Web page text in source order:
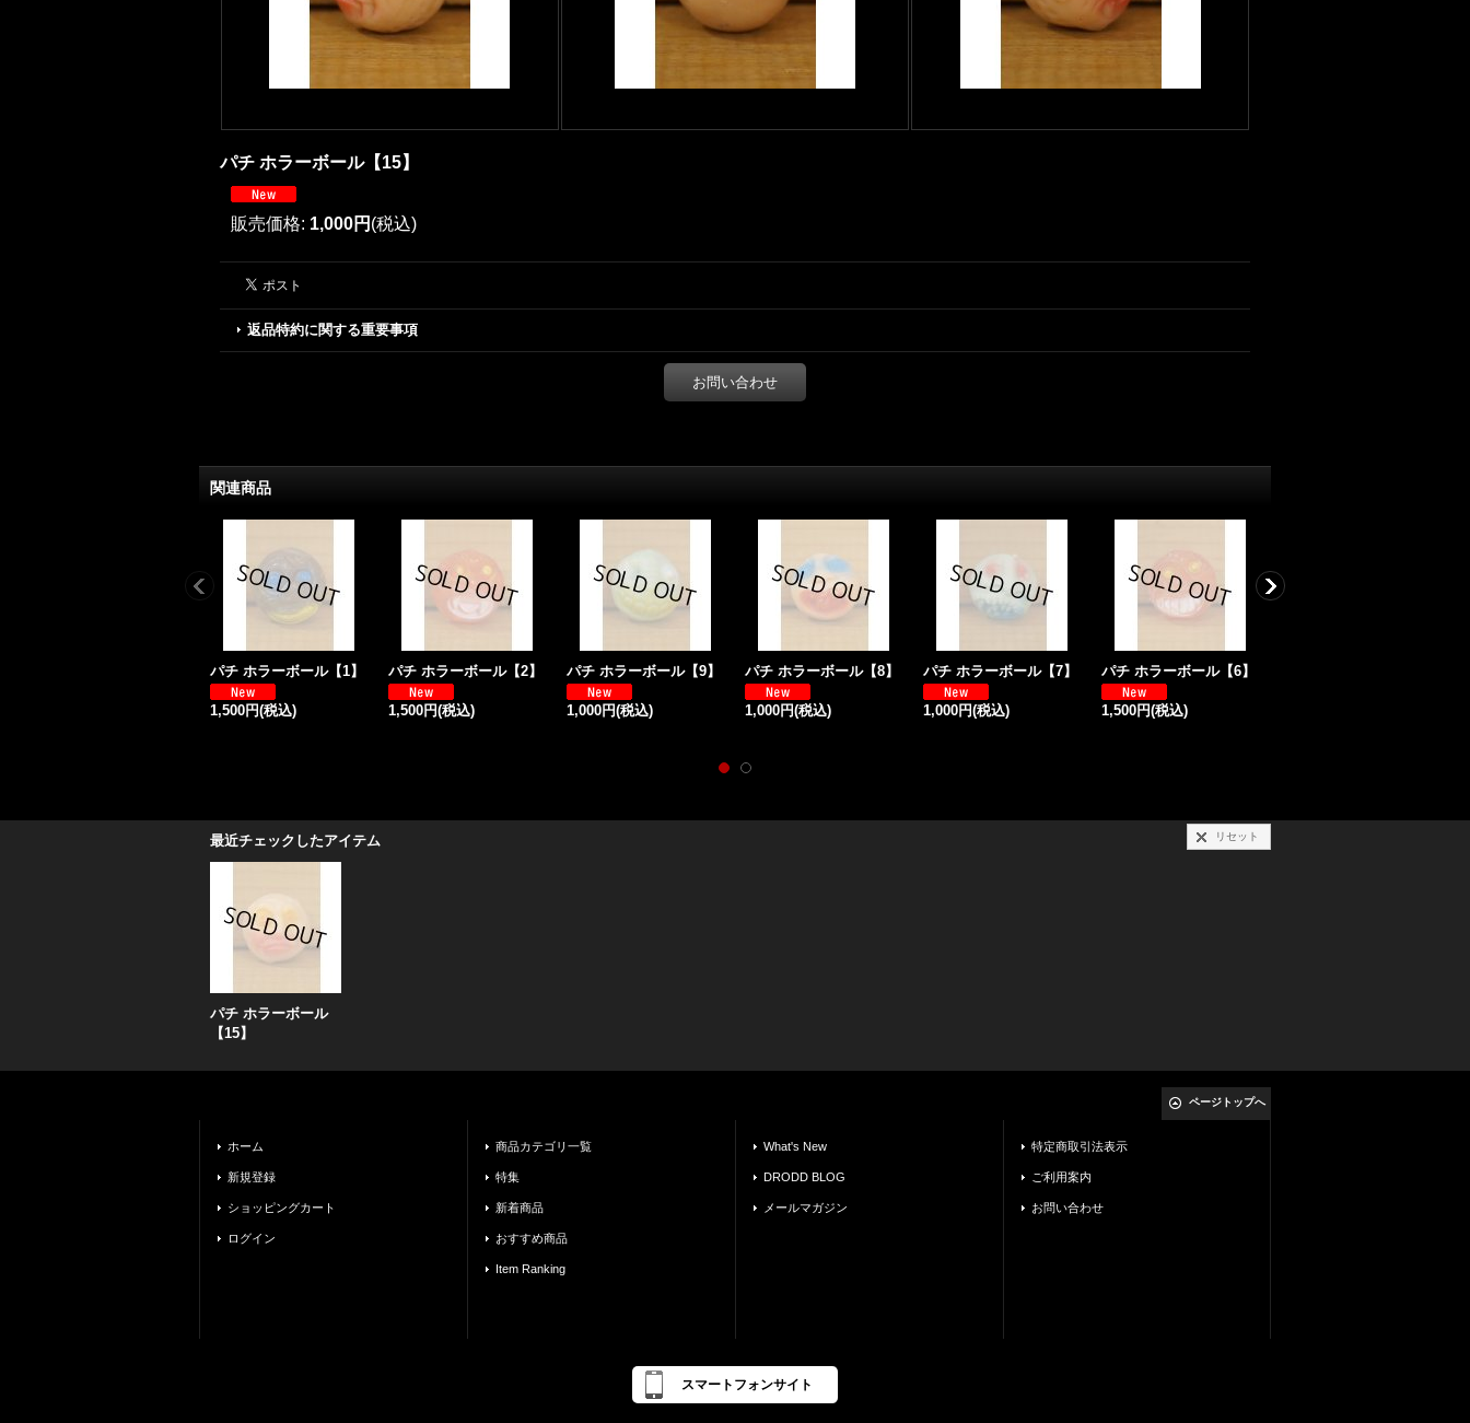
パチ ホラーボール【15】
販売価格: 1,000円 (税込)
返品特約に関する重要事項
お問い合わせ
関連商品
パチ ホラーボール【1】
1,500円(税込)
パチ ホラーボール【2】
1,500円(税込)
パチ ホラーボール【9】
1,000円(税込)
パチ ホラーボール【8】
1,000円(税込)
パチ ホラーボール【7】
1,000円(税込)
パチ ホラーボール【6】
1,500円(税込)
最近チェックしたアイテム リセット
パチ ホラーボール
【15】
ページトップへ
ホーム
新規登録
ショッピングカート
ログイン
商品カテゴリ一覧
特集
新着商品
おすすめ商品
Item Ranking
What's New
DRODD BLOG
メールマガジン
特定商取引法表示
ご利用案内
お問い合わせ
スマートフォンサイト